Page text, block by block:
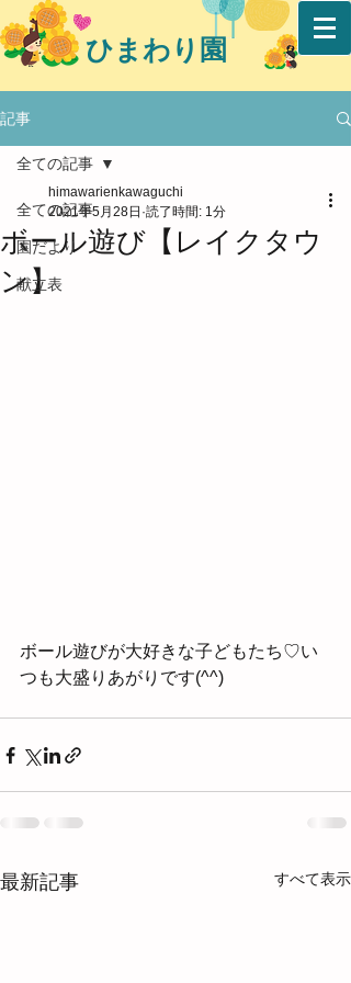
ひまわり園
記事
全ての記事
園だより
献立表
全ての記事
ボール遊び【レイクタウ
ン】
himawarienkawaguchi
2021年5月28日 読了時間: 1分
ボール遊びが大好きな子どもたち♡い
つも大盛りあがりです(^^)
最新記事 すべて表示